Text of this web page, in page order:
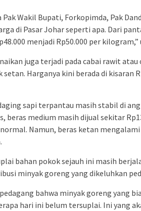
Wakil Bupati, Forkopimda, Pak
di Pasar Johar seperti apa. Dari
menjadi Rp50.000 per
juga terjadi pada cabai rawit
Harganya kini berada di kisaran
sapi terpantau masih stabil di
beras medium masih dijual sekitar
Namun, beras ketan
bahan pokok sejauh ini masih
minyak goreng yang dikeluhkan
bahwa minyak goreng yang
hari ini belum tersuplai. Ini yang